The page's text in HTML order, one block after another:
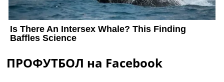
ПРОФУТБОЛ на Facebook